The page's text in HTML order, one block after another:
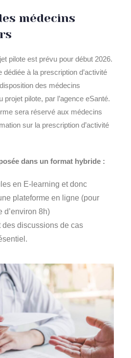
médecins
pilote est prévu pour début 2026.
dédiée à la prescription d’activité
des médecins
projet pilote, par l’agence eSanté.
sera réservé aux médecins
sur la prescription d’activité
dans un format hybride :
en E-learning et donc
plateforme en ligne (pour
d’environ 8h)
des discussions de cas